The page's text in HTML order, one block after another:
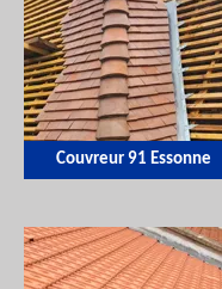
Couvreur 91 Essonne